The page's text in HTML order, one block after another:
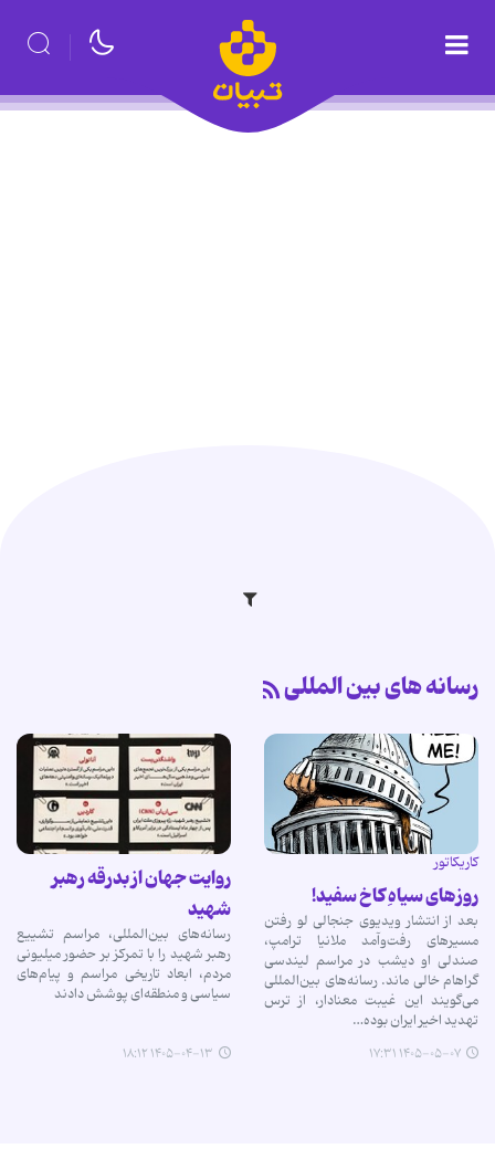
رسانه های بین المللی
کاریکاتور
روزهای سیاهِ کاخ سفید!
بعد از انتشار ویدیوی جنجالی لو رفتن
مسیرهای رفت‌وآمد ملانیا ترامپ،
صندلی او دیشب در مراسم لیندسی
گراهام خالی ماند. رسانه‌های بین‌المللی
می‌گویند این غیبت معنادار، از ترس
تهدید اخیر ایران بوده…
۱۴۰۵-۰۵-۰۷ ۱۷:۳۱
روایت جهان از بدرقه رهبر
شهید
رسانه‌های بین‌المللی، مراسم تشییع
رهبر شهید را با تمرکز بر حضور میلیونی
مردم، ابعاد تاریخی مراسم و پیام‌های
سیاسی و منطقه‌ای پوشش دادند
۱۴۰۵-۰۴-۱۳ ۱۸:۱۲